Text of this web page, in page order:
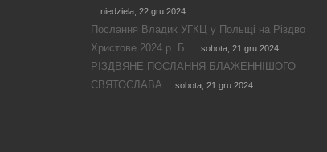
niedziela, 22 gru 2024
Послання Владик УГКЦ у Польщі на Різдво
Христове 2024 р. Б.
sobota, 21 gru 2024
РІЗДВЯНЕ ПОСЛАННЯ БЛАЖЕННІШОГО
СВЯТОСЛАВА
sobota, 21 gru 2024